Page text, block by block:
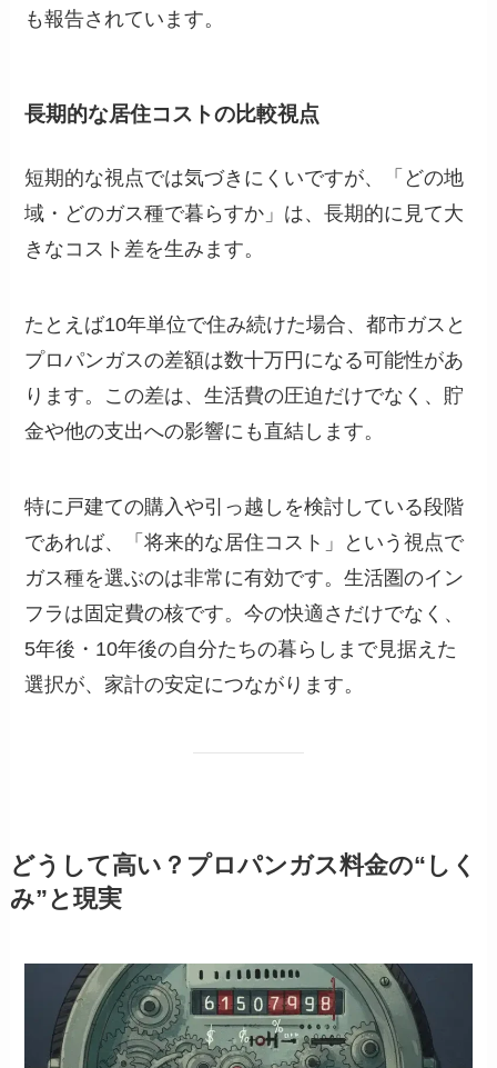
も報告されています。
長期的な居住コストの比較視点
短期的な視点では気づきにくいですが、「どの地
域・どのガス種で暮らすか」は、長期的に見て大
きなコスト差を生みます。
たとえば10年単位で住み続けた場合、都市ガスと
プロパンガスの差額は数十万円になる可能性があ
ります。この差は、生活費の圧迫だけでなく、貯
金や他の支出への影響にも直結します。
特に戸建ての購入や引っ越しを検討している段階
であれば、「将来的な居住コスト」という視点で
ガス種を選ぶのは非常に有効です。生活圏のイン
フラは固定費の核です。今の快適さだけでなく、
5年後・10年後の自分たちの暮らしまで見据えた
選択が、家計の安定につながります。
どうして高い？プロパンガス料金の“しく
み”と現実